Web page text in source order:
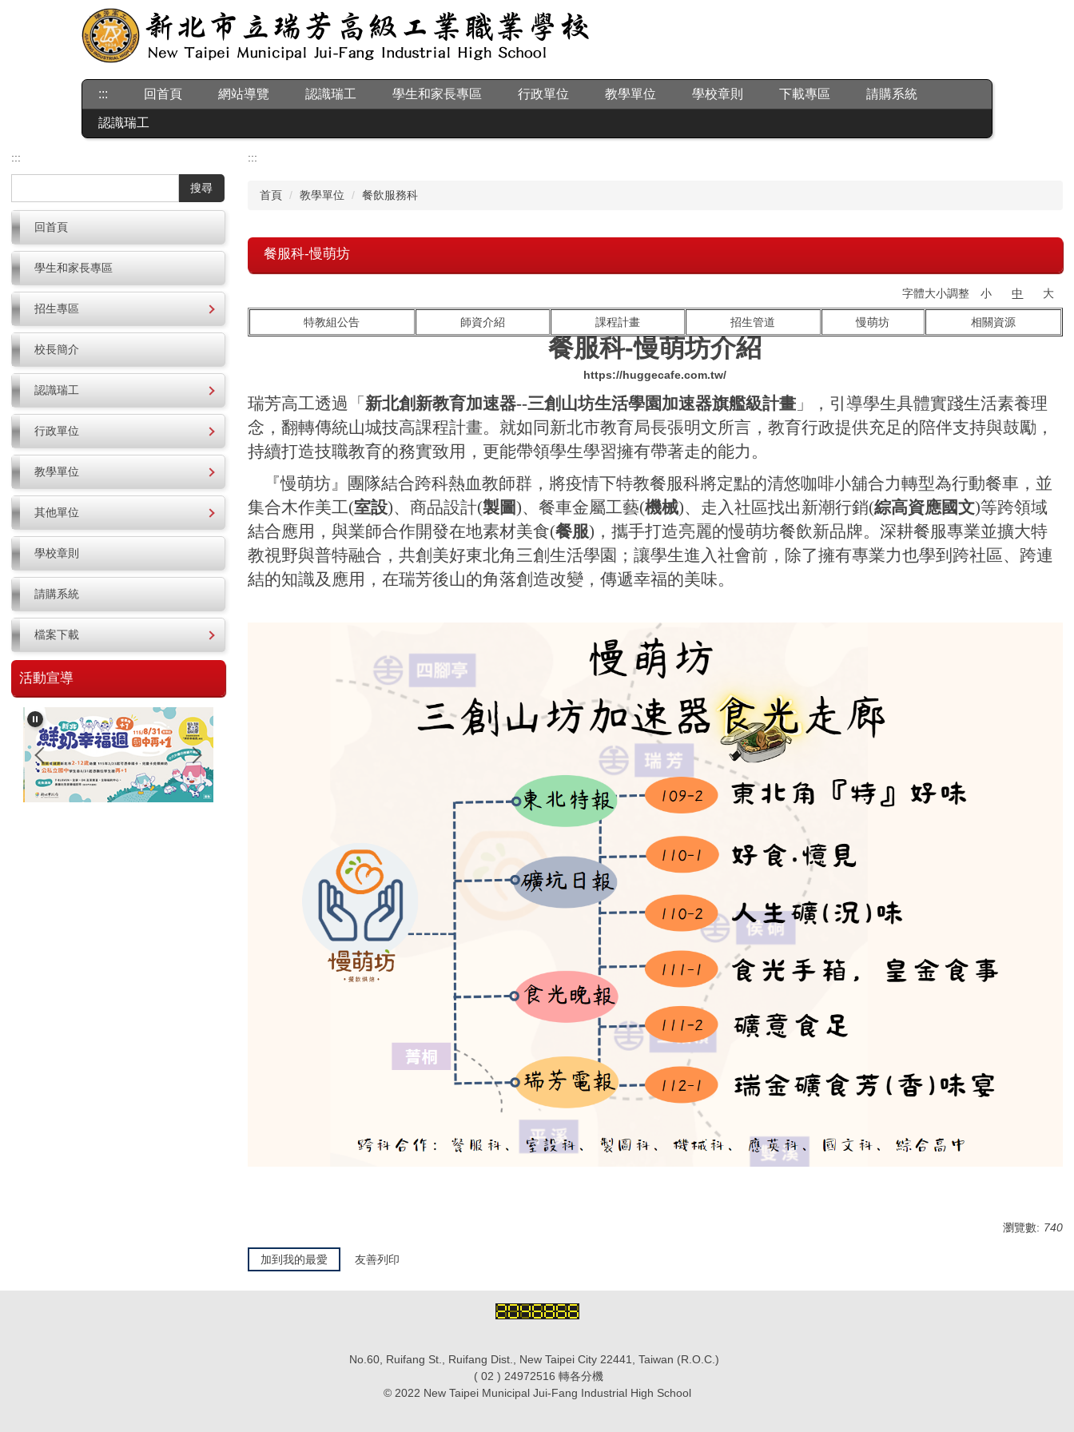
::: 回首頁 網站導覽 認識瑞工 學生和家長專區 行政單位 教學單位 學校章則 下載專區 請購系統
認識瑞工
:::
搜尋
回首頁
學生和家長專區
招生專區
校長簡介
認識瑞工
行政單位
教學單位
其他單位
學校章則
請購系統
檔案下載
活動宣導
:::
首頁 教學單位 餐飲服務科
餐服科-慢萌坊
字體大小調整 小 中 大
特教組公告 師資介紹 課程計畫 招生管道 慢萌坊 相關資源
餐服科-慢萌坊介紹
https://huggecafe.com.tw/
瑞芳高工透過「 新北創新教育加速器--三創山坊生活學園加速器旗艦級計畫」，引導學生具體實踐生活素養理
念，翻轉傳統山城技高課程計畫。就如同新北市教育局長張明文所言，教育行政提供充足的陪伴支持與鼓勵，
持續打造技職教育的務實致用，更能帶領學生學習擁有帶著走的能力。
『慢萌坊』團隊結合跨科熱血教師群，將疫情下特教餐服科將定點的清悠咖啡小舖合力轉型為行動餐車，並
集合木作美工(室設)、商品設計(製圖)、餐車金屬工藝(機械)、走入社區找出新潮行銷(綜高資應國文)等跨領域
結合應用，與業師合作開發在地素材美食(餐服)，攜手打造亮麗的慢萌坊餐飲新品牌。深耕餐服專業並擴大特
教視野與普特融合，共創美好東北角三創生活學園；讓學生進入社會前，除了擁有專業力也學到跨社區、跨連
結的知識及應用，在瑞芳後山的角落創造改變，傳遞幸福的美味。
瀏覽數: 740
加到我的最愛 友善列印
No.60, Ruifang St., Ruifang Dist., New Taipei City 22441, Taiwan (R.O.C.)
( 02 ) 24972516 轉各分機
© 2022 New Taipei Municipal Jui-Fang Industrial High School